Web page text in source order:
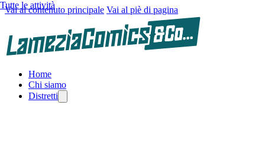
Vai al contenuto principale Vai al piè di pagina
Home
Chi siamo
Distretti
Tutte le attività